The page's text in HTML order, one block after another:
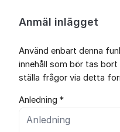
Anmäl inlägget
Använd enbart denna
innehåll som bör tas
ställa frågor via detta
Anledning *